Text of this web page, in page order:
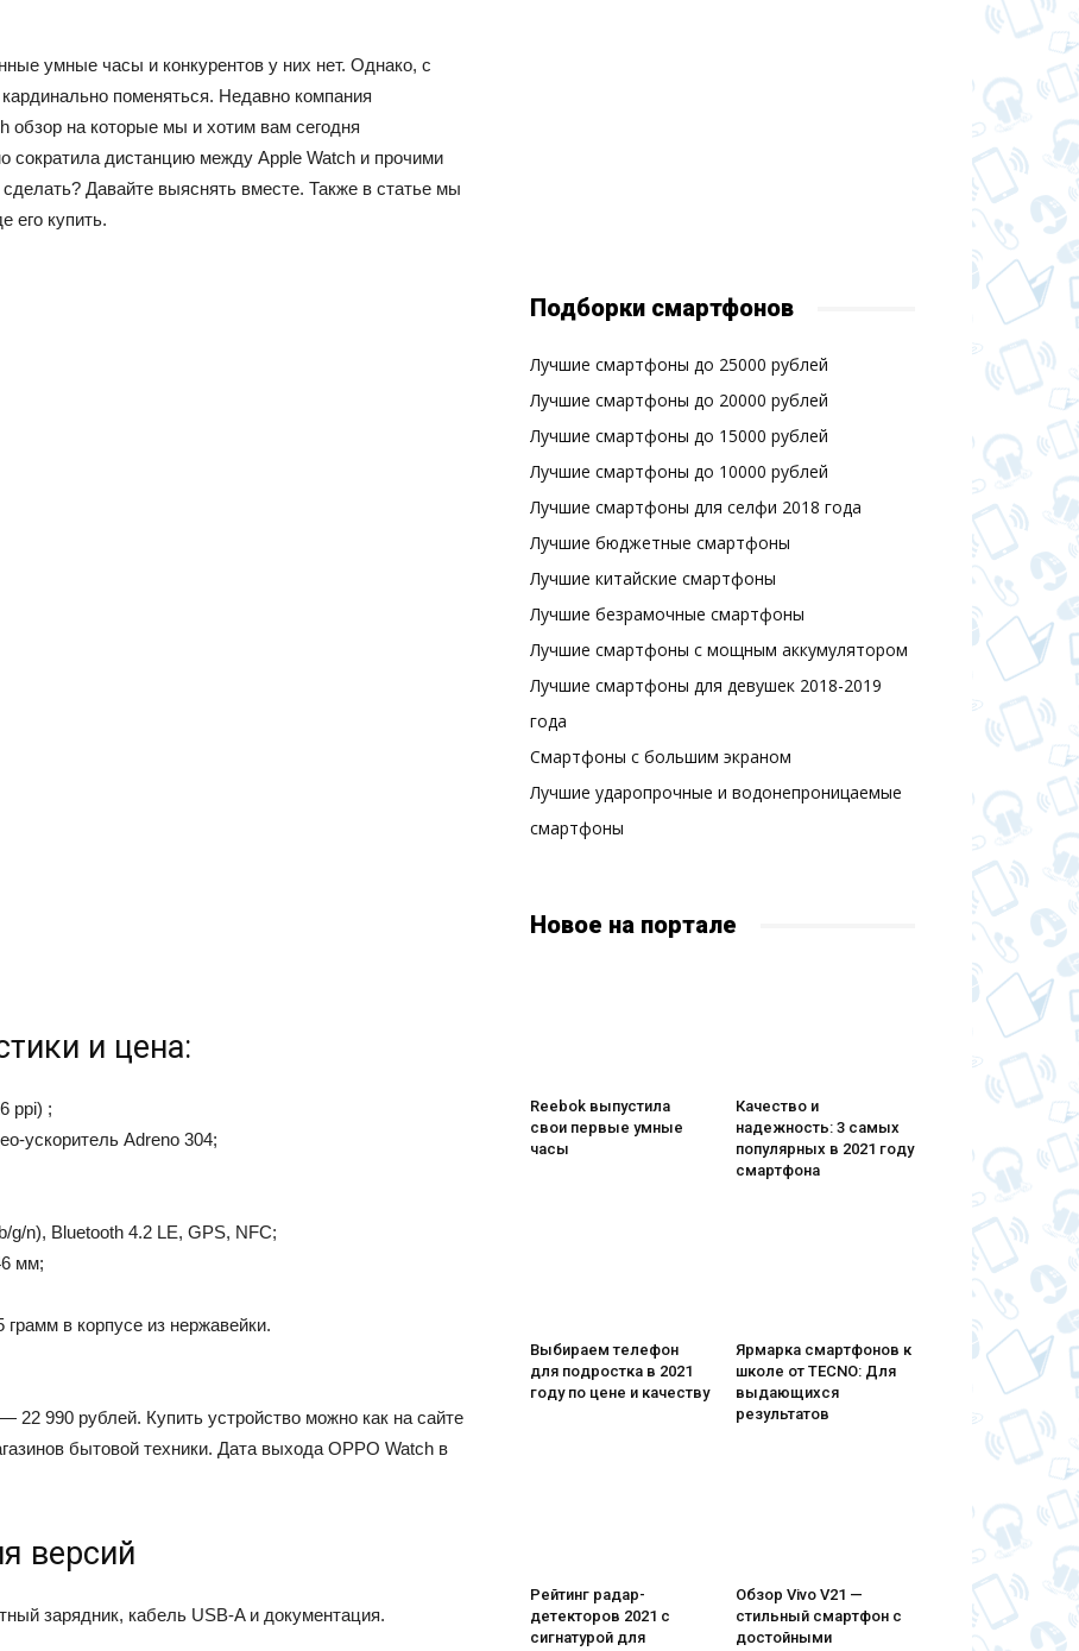
умные часы и конкурентов у них нет. Однако, с
поменяться. Недавно компания
обзор на которые мы и хотим вам сегодня
сократила дистанцию между Apple Watch и прочими
Давайте выяснять вместе. Также в статье мы
его купить.
и цена:
ppi) ;
ускоритель Adreno 304;
g/n), Bluetooth 4.2 LE, GPS, NFC;
мм;
в корпусе из нержавейки.
990 рублей. Купить устройство можно как на сайте
бытовой техники. Дата выхода OPPO Watch в
версий
зарядник, кабель USB-A и документация.
Подборки смартфонов
Лучшие смартфоны до 25000 рублей
Лучшие смартфоны до 20000 рублей
Лучшие смартфоны до 15000 рублей
Лучшие смартфоны до 10000 рублей
Лучшие смартфоны для селфи 2018 года
Лучшие бюджетные смартфоны
Лучшие китайские смартфоны
Лучшие безрамочные смартфоны
Лучшие смартфоны с мощным аккумулятором
Лучшие смартфоны для девушек 2018-2019
года
Смартфоны с большим экраном
Лучшие ударопрочные и водонепроницаемые
смартфоны
Новое на портале
Reebok выпустила
свои первые умные
часы
Качество и
надежность: 3 самых
популярных в 2021 году
смартфона
Выбираем телефон
для подростка в 2021
году по цене и качеству
Ярмарка смартфонов к
школе от TECNO: Для
выдающихся
результатов
Рейтинг радар-
детекторов 2021 с
сигнатурой для
Обзор Vivo V21 —
стильный смартфон с
достойными